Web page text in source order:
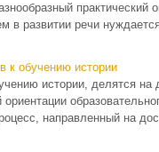
практический
в развитии речи
к обучению истории
истории, делятся на
направленный на